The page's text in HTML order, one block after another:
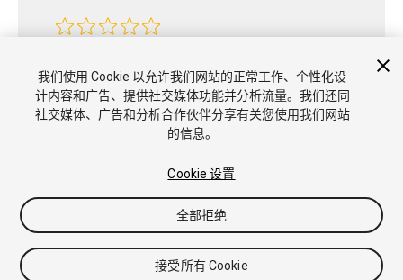
版权所有 © 2021 Unity Technologies. Publication 2020.3
教程
论坛 Asset Store
我们使用 Cookie 以允许我们网站的正常工作、个性化设
计内容和广告、提供社交媒体功能并分析流量。我们还同
社交媒体、广告和分析合作伙伴分享有关您使用我们网站
的信息。
Cookie 设置
全部拒绝
接受所有 Cookie